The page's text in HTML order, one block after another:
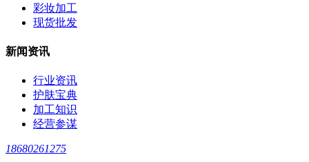
彩妆加工
现货批发
新闻资讯
行业资讯
护肤宝典
加工知识
经营参谋
18680261275